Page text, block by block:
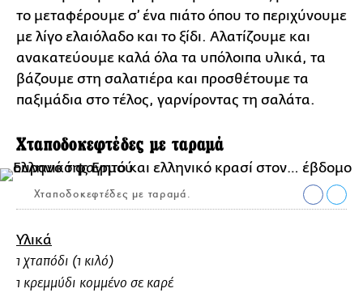
το μεταφέρουμε σ’ ένα πιάτο όπου το περιχύνουμε
με λίγο ελαιόλαδο και το ξίδι. Αλατίζουμε και
ανακατεύουμε καλά όλα τα υπόλοιπα υλικά, τα
βάζουμε στη σαλατιέρα και προσθέτουμε τα
παξιμάδια στο τέλος, γαρνίροντας τη σαλάτα.
Χταποδοκεφτέδες με ταραμά
Χταποδοκεφτέδες με ταραμά.
Υλικά
1 χταπόδι (1 κιλό)
1 κρεμμύδι κομμένο σε καρέ